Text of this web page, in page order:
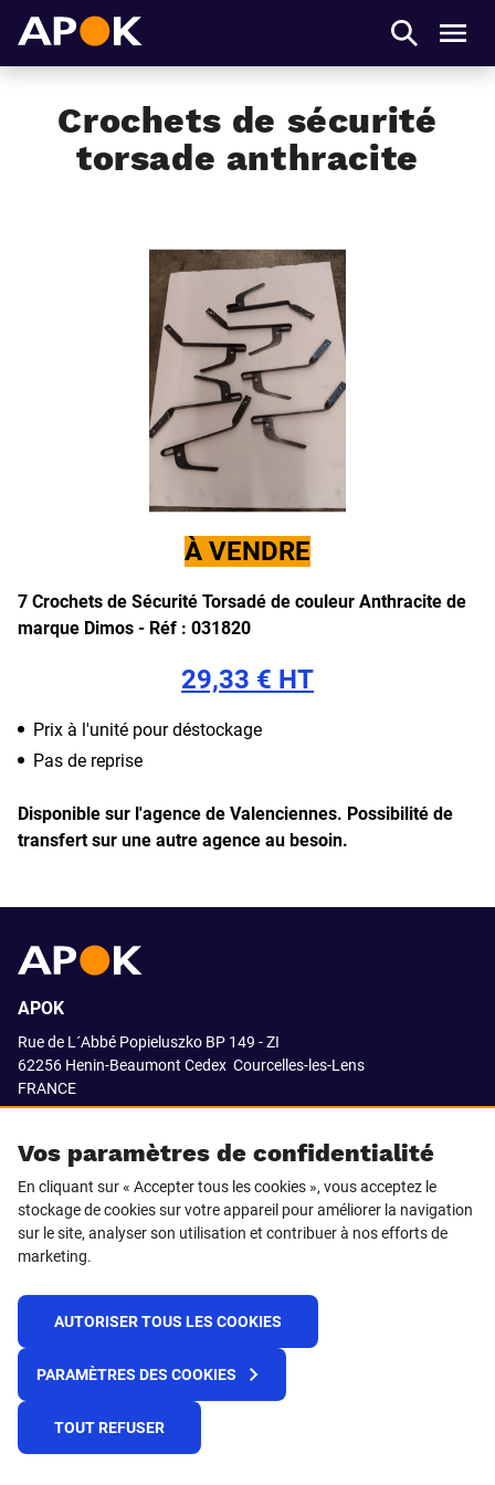
Crochets de sécurité
torsade anthracite
À VENDRE
7 Crochets de Sécurité Torsadé de couleur Anthracite de
marque Dimos - Réf : 031820
29,33 € HT
Prix à l'unité pour déstockage
Pas de reprise
Disponible sur l'agence de Valenciennes. Possibilité de
transfert sur une autre agence au besoin.
Vos paramètres de confidentialité
En cliquant sur « Accepter tous les cookies », vous acceptez le
stockage de cookies sur votre appareil pour améliorer la navigation
sur le site, analyser son utilisation et contribuer à nos efforts de
marketing.
AUTORISER TOUS LES COOKIES
PARAMÈTRES DES COOKIES
TOUT REFUSER
APOK
Rue de L´Abbé Popieluszko BP 149 - ZI
62256 Henin-Beaumont Cedex Courcelles-les-Lens
FRANCE
SUIVEZ-NOUS SUR
© 2021 APOK